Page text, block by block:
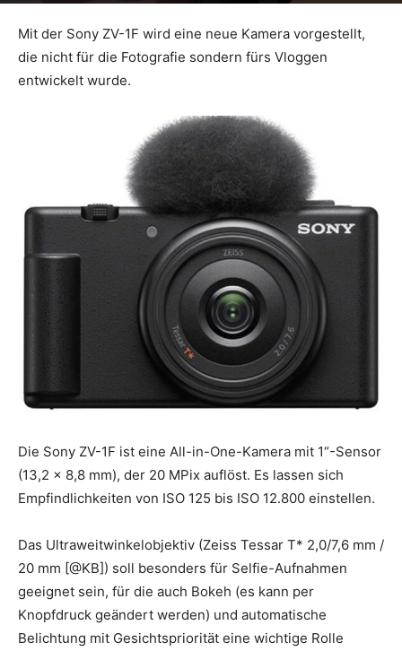
Mit der Sony ZV-1F wird eine neue Kamera vorgestellt,
die nicht für die Fotografie sondern fürs Vloggen
entwickelt wurde.
Die Sony ZV-1F ist eine All-in-One-Kamera mit 1“-Sensor
(13,2 x 8,8 mm), der 20 MPix auflöst. Es lassen sich
Empfindlichkeiten von ISO 125 bis ISO 12.800 einstellen.
Das Ultraweitwinkelobjektiv (Zeiss Tessar T* 2,0/7,6 mm /
20 mm [@KB]) soll besonders für Selfie-Aufnahmen
geeignet sein, für die auch Bokeh (es kann per
Knopfdruck geändert werden) und automatische
Belichtung mit Gesichtspriorität eine wichtige Rolle